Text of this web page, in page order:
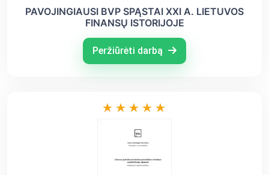
PAVOJINGIAUSI BVP SPĄSTAI XXI A. LIETUVOS
FINANSŲ ISTORIJOJE
Peržiūrėti darbą